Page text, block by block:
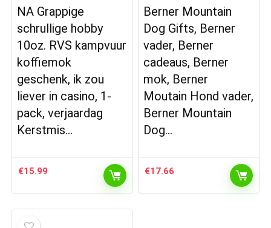
NA Grappige
schrullige hobby
10oz. RVS kampvuur
koffiemok
geschenk, ik zou
liever in casino, 1-
pack, verjaardag
Kerstmis…
€15.99
Berner Mountain
Dog Gifts, Berner
vader, Berner
cadeaus, Berner
mok, Berner
Moutain Hond vader,
Berner Mountain
Dog…
€17.66